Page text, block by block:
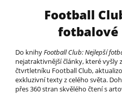
Football
fotbalové
Do knihyFootball Club: Nejlepší
nejatraktivnější články, které vyšly
čtvrtletníku Football Club,
exkluzivní texty z celého světa.
přes 360 stran skvělého čtení s